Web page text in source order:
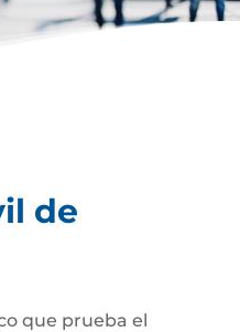
de
que prueba el